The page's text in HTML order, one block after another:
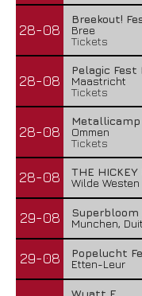
28-08
Breekout!
Bree
Tickets
28-08
Pelagic Fest
Maastricht
Tickets
28-08
Metallicamp
Ommen
Tickets
28-08
THE
Wilde
29-08
Munchen,
29-08
Popelucht
Etten-Leur
Wyatt E.